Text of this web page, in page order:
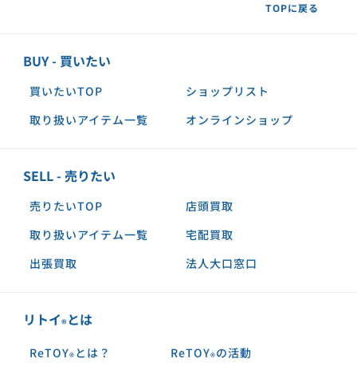
TOPに戻る
BUY - 買いたい
買いたいTOP
ショップリスト
取り扱いアイテム一覧
オンラインショップ
SELL - 売りたい
売りたいTOP
店頭買取
取り扱いアイテム一覧
宅配買取
出張買取
法人大口窓口
リトイ®︎とは
ReTOY®︎とは？ ReTOY®︎の活動